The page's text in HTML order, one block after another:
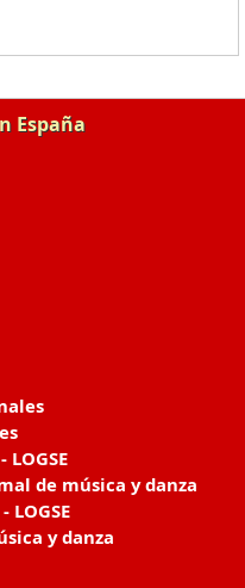
España
de música y danza
LOGSE
y danza